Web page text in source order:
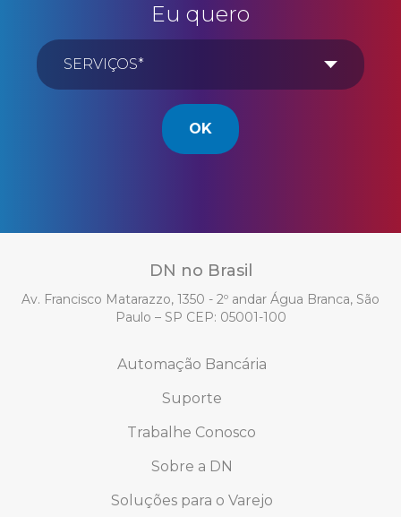
Eu quero
OK
DN no Brasil
Av. Francisco Matarazzo, 1350 - 2º andar Água Branca, São
Paulo – SP CEP: 05001-100
Automação Bancária
Suporte
Trabalhe Conosco
Sobre a DN
Soluções para o Varejo